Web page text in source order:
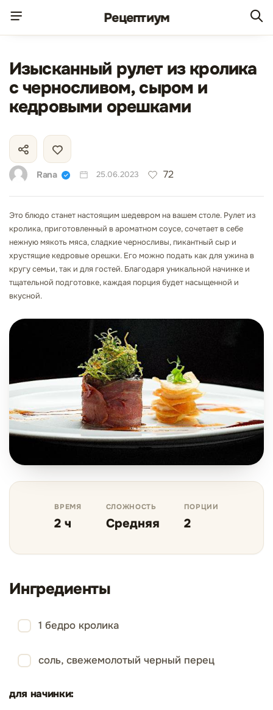
Рецептиум
Изысканный рулет из кролика
с черносливом, сыром и
кедровыми орешками
Rana 25.06.2023 72
Это блюдо станет настоящим шедевром на вашем столе. Рулет из
кролика, приготовленный в ароматном соусе, сочетает в себе
нежную мякоть мяса, сладкие черносливы, пикантный сыр и
хрустящие кедровые орешки. Его можно подать как для ужина в
кругу семьи, так и для гостей. Благодаря уникальной начинке и
тщательной подготовке, каждая порция будет насыщенной и
вкусной.
ВРЕМЯ
2 ч
СЛОЖНОСТЬ
Средняя
ПОРЦИИ
2
Ингредиенты
1 бедро кролика
соль, свежемолотый черный перец
для начинки: